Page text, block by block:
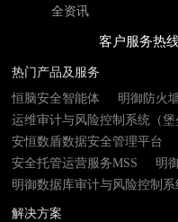
全资讯
客户服务热
热门产品及服务
恒脑安全智能体
明御防火
运维审计与风险控制系统（堡
安恒数盾数据安全管理平台
安全托管运营服务MSS
明
明御数据库审计与风险控制系
解决方案